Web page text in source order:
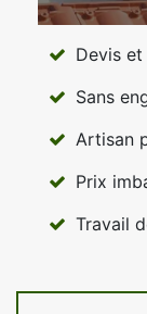
Devis
Sans
Artisan
Prix
Travail